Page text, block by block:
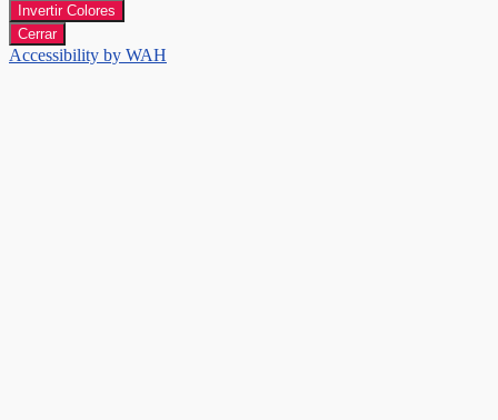
Invertir Colores
Cerrar
Accessibility by WAH